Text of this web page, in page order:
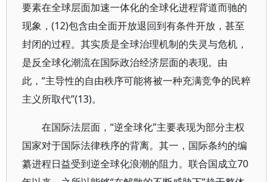
要素在全球层面加速一体化的全球化进程背道而驰的
现象，(12)包含由全面开放退回到有条件开放，甚至
封闭的过程。其实质是全球治理机制的失灵与危机，
是反全球化潮流在国际政治经济层面的表现。由
此，“主导性的自由秩序可能将被一种充满竞争的民粹
主义所取代”(13)。
在国际法层面，“逆全球化”主要表现为部分主权
国家对于国际法律秩序的背离。其一，国际条约的编
纂进程日益受到逆全球化浪潮的阻力。联合国成立70